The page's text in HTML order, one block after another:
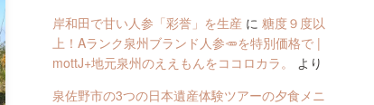
岸和田で甘い人参「彩誉」を生産 に 糖度９度以
上！Aランク泉州ブランド人参🥕を特別価格で |
mottJ+地元泉州のええもんをココロカラ。
より
泉佐野市の3つの日本遺産体験ツアーの夕食メニ